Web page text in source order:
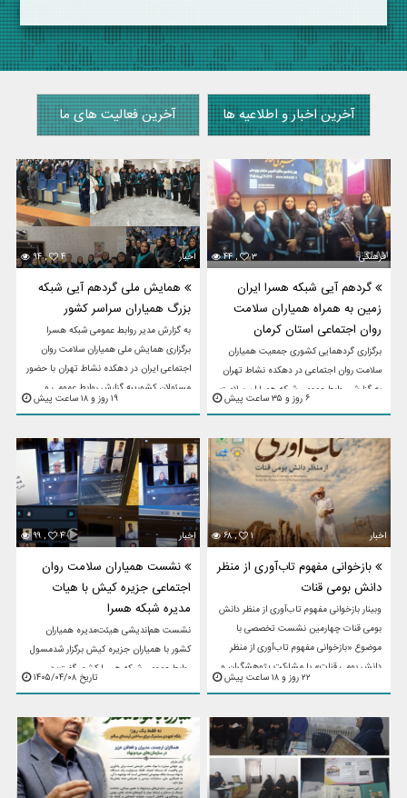
آخرین اخبار و اطلاعیه ها آخرین فعالیت های ما
۴۴ , ۳ فرهنگی
گردهم آیی شبکه هسرا ایران
زمین به همراه همیاران سلامت
روان اجتماعی استان کرمان
برگزاری گردهمایی کشوری جمعیت همیاران
سلامت روان اجتماعی در دهکده نشاط تهران
به گزارش روابط عمومی شبکه همیاران سلامت
روان اجتماعی (هسرا) استان کرمان، گردهمایی
۶ روز و ۳۵ ساعت پیش
۹۴ , ۴ اخبار
همایش ملی گردهم آیی شبکه
بزرگ همیاران سراسر کشور
به گزارش مدیر روابط عمومی شبکه هسرا
برگزاری همایش ملی همیاران سلامت روان
اجتماعی ایران در دهکده نشاط تهران با حضور
مسئولان کشوریبه گزارش روابط عمومی و
اطلاع رسانی جمعیت همیاران سلامت ...
۱۹ روز و ۱۸ ساعت پیش
۶۸ , ۱ اخبار
بازخوانی مفهوم تاب‌آوری از منظر
دانش بومی قنات
وبینار بازخوانی مفهوم تاب‌آوری از منظر دانش
بومی قنات چهارمین نشست تخصصی با
موضوع «بازخوانی مفهوم تاب‌آوری از منظر
دانش بومی قنات» با مشارکت پژوهشگران و
۲۲ روز و ۱۸ ساعت پیش
۹۹ , ۴ اخبار
نشست همیاران سلامت روان
اجتماعی جزیره کیش با هیات
مدیره شبکه هسرا
نشست هم‌اندیشی هیئت‌مدیره همیاران
کشور با همیاران جزیره کیش برگزار شدمسول
روابط عمومی شبکه هسرا کشور گفت؛ در
تاریخ هشتم تیرماه در فضای آرام و پویا‌ی
تاریخ ۱۴۰۵/۰۴/۰۸